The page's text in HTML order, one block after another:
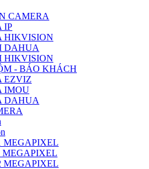
CAMERA
IP
HIKVISION
DAHUA
HIKVISION
- BÁO KHÁCH
EZVIZ
IMOU
DAHUA
MEGAPIXEL
MEGAPIXEL
MEGAPIXEL